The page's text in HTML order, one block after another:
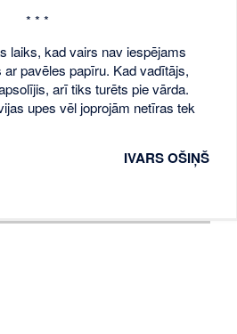
* * *
laiks, kad vairs nav iespējams
pavēles papīru. Kad vadītājs,
arī tiks turēts pie vārda.
upes vēl joprojām netīras tek
IVARS OŠIŅŠ